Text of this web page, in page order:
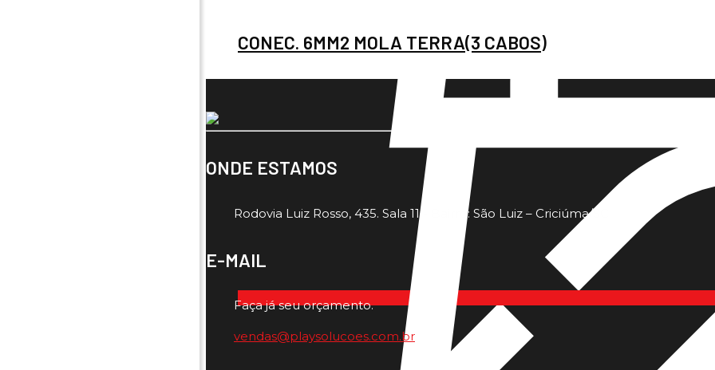
CONEC. 6MM2 MOLA TERRA(3 CABOS)
ONDE ESTAMOS
Rodovia Luiz Rosso, 435. Sala 11 - Bairro: São Luiz – Criciúma/SC
E-MAIL
Faça já seu orçamento.
vendas@playsolucoes.com.br